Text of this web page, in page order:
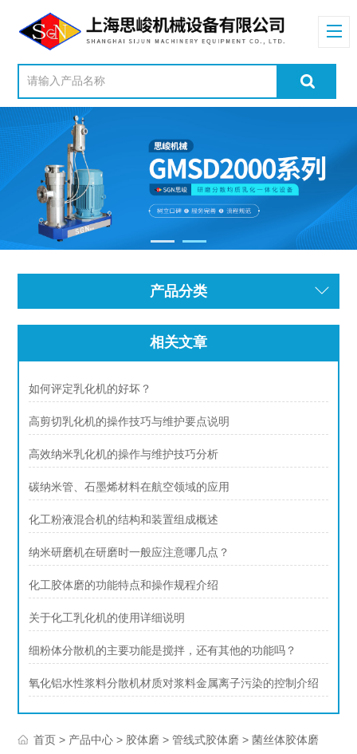
产品分类
相关文章
如何评定乳化机的好坏？
高剪切乳化机的操作技巧与维护要点说明
高效纳米乳化机的操作与维护技巧分析
碳纳米管、石墨烯材料在航空领域的应用
化工粉液混合机的结构和装置组成概述
纳米研磨机在研磨时一般应注意哪几点？
化工胶体磨的功能特点和操作规程介绍
关于化工乳化机的使用详细说明
细粉体分散机的主要功能是搅拌，还有其他的功能吗？
氧化铝水性浆料分散机材质对浆料金属离子污染的控制介绍
首页 > 产品中心 > 胶体磨 >管线式胶体磨 > 菌丝体胶体磨